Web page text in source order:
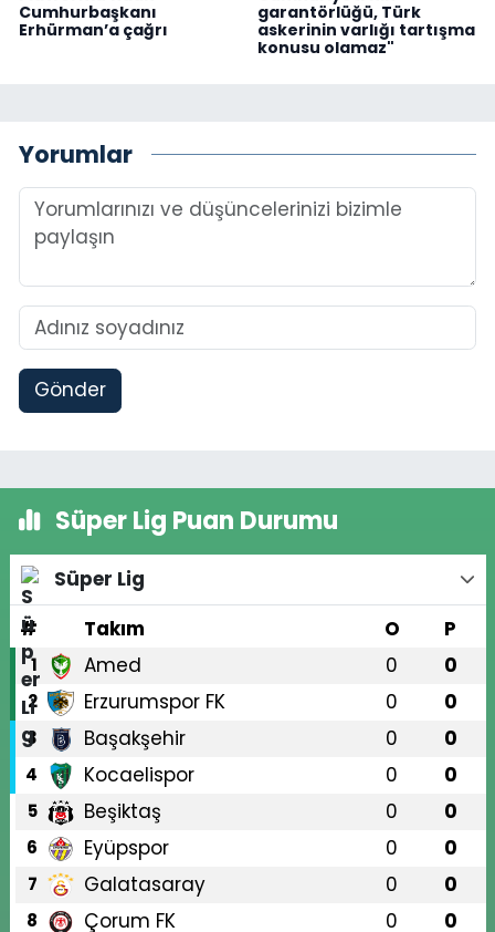
Cumhurbaşkanı
Erhürman’a çağrı
garantörlüğü, Türk
askerinin varlığı tartışma
konusu olamaz"
Yorumlar
Gönder
Süper Lig Puan Durumu
Süper Lig
#
Takım O P
1 Amed 0 0
2 Erzurumspor FK 0 0
3 Başakşehir 0 0
4 Kocaelispor 0 0
5 Beşiktaş 0 0
6 Eyüpspor 0 0
7 Galatasaray 0 0
8 Çorum FK 0 0